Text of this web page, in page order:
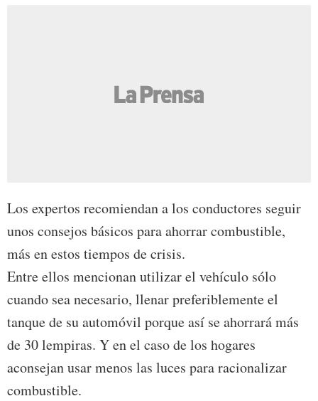
Los expertos recomiendan a los conductores seguir
unos consejos básicos para ahorrar combustible,
más en estos tiempos de crisis.
Entre ellos mencionan utilizar el vehículo sólo
cuando sea necesario, llenar preferiblemente el
tanque de su automóvil porque así se ahorrará más
de 30 lempiras. Y en el caso de los hogares
aconsejan usar menos las luces para racionalizar
combustible.